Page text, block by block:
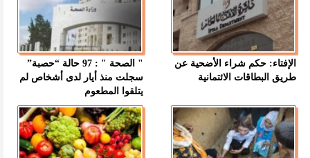
الإفتاء: حكم شراء الأضحية عن
طريق البطاقات الائتمانية
" الصحة " : 97 حالة “حصبة”
سجلت منذ أيار لدى أشخاص لم
يتلقوا المطعوم